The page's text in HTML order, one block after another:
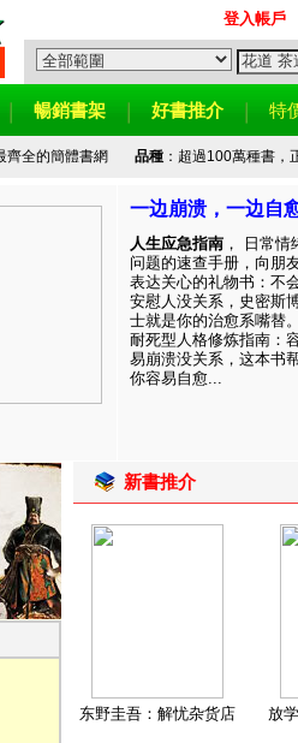
登入帳戶
暢銷書架 好書推介 特
齊全的簡體書網 品種：超過100萬種書，
一边崩溃，一边自
人生应急指南 ， 日常情
问题的速查手册，向朋
表达关心的礼物书：不
安慰人没关系，史密斯
士就是你的治愈系嘴替
耐死型人格修炼指南：
易崩溃没关系，这本书
你容易自愈...
新書推介
东野圭吾：解忧杂货店 放